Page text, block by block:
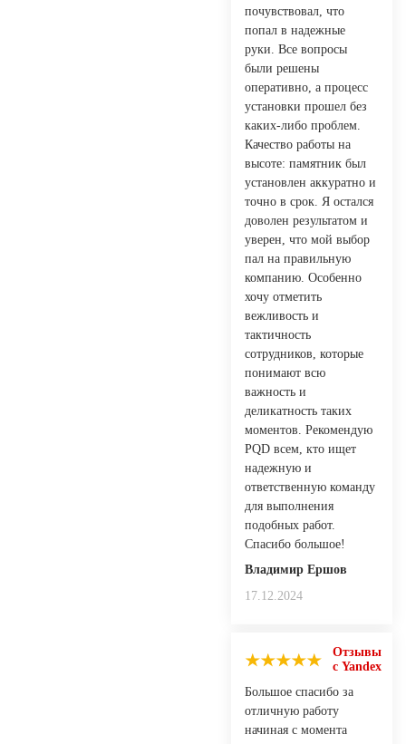
почувствовал, что
попал в надежные
руки. Все вопросы
были решены
оперативно, а процесс
установки прошел без
каких-либо проблем.
Качество работы на
высоте: памятник был
установлен аккуратно и
точно в срок. Я остался
доволен результатом и
уверен, что мой выбор
пал на правильную
компанию. Особенно
хочу отметить
вежливость и
тактичность
сотрудников, которые
понимают всю
важность и
деликатность таких
моментов. Рекомендую
PQD всем, кто ищет
надежную и
ответственную команду
для выполнения
подобных работ.
Спасибо большое!
Владимир Ершов
17.12.2024
Отзывы
с Yandex
Большое спасибо за
отличную работу
начиная с момента